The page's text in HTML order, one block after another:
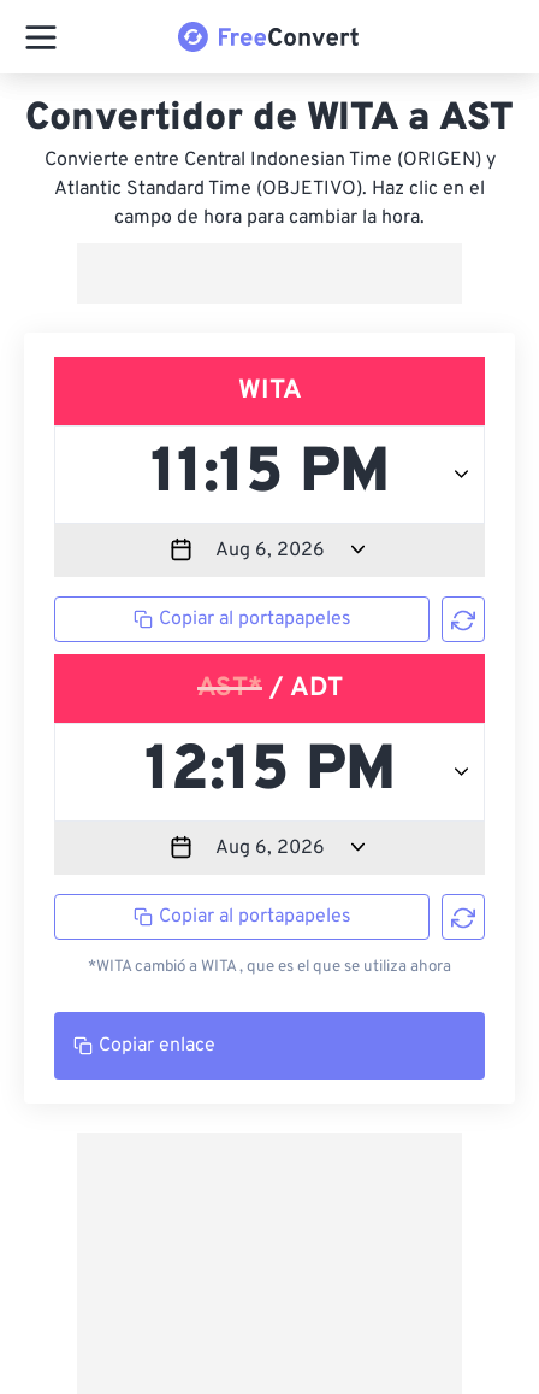
Convertidor de WITA a AST
Convierte entre Central Indonesian Time (ORIGEN) y
Atlantic Standard Time (OBJETIVO). Haz clic en el
campo de hora para cambiar la hora.
WITA
Copiar al portapapeles
AST*/ ADT
Copiar al portapapeles
*WITA cambió a WITA , que es el que se utiliza ahora
Copiar enlace